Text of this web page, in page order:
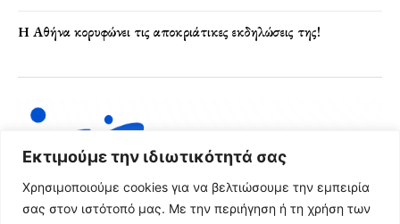
Εκτιμούμε την ιδιωτικότητά σας
Χρησιμοποιούμε cookies για να βελτιώσουμε την εμπειρία
σας στον ιστότοπό μας. Με την περιήγηση ή τη χρήση των
Η Αθήνα κορυφώνει τις αποκριάτικες εκδηλώσεις της!